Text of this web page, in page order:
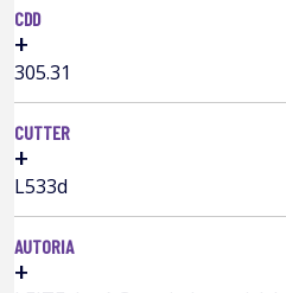
CDD
+
305.31
CUTTER
+
L533d
AUTORIA
+